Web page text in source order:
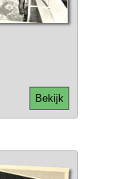
Bekijk